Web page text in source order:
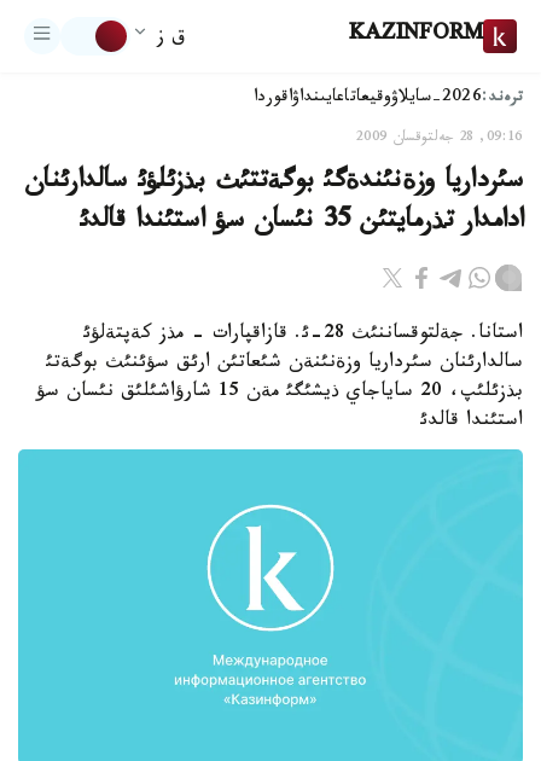
KAZINFORM ق ز
ترەند:2026-سايلاۋ وقيعاتاعايىنداۋاقوردا
09:16, 28 جەلتوقسان 2009
سئرداريا وزةنئندةگئ بوگةتتئث بذزئلؤئ سالدارئنان
ادامدار تذرمايتئن 35 نئسان سؤ استئندا قالدئ
استانا. جةلتوقساننئث 28-ئ. قازاقپارات - مذز كةپتةلؤئ
سالدارئنان سئرداريا وزةنئنةن شئعاتئن ارئق سؤئنئث بوگةتئ
بذزئلئپ، 20 ساياجاي ذيشئگئ مةن 15 شارؤاشئلئق نئسان سؤ
استئندا قالدئ